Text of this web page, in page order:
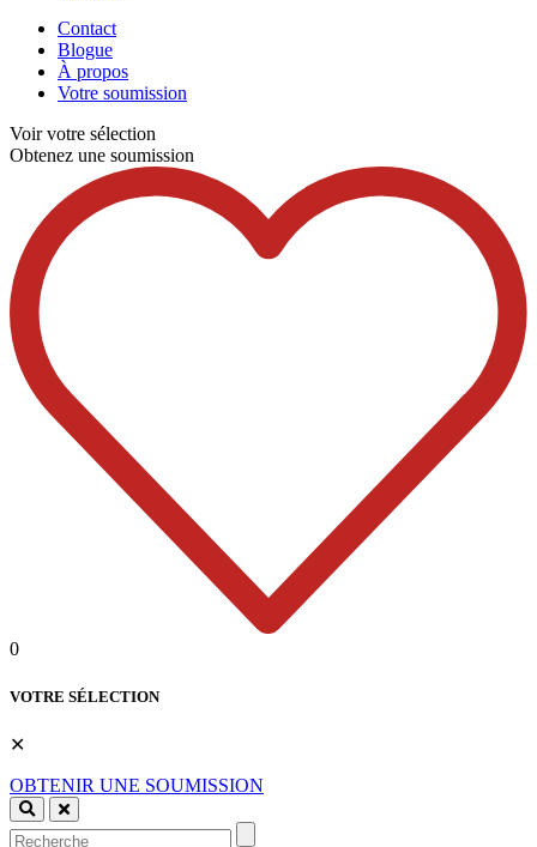
Contact
Blogue
À propos
Votre soumission
Voir votre sélection
Obtenez une soumission
0
VOTRE SÉLECTION
✕
OBTENIR UNE SOUMISSION